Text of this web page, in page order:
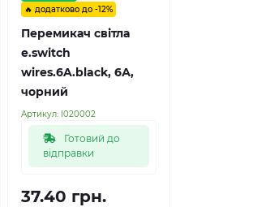
🔥 додатково до -12%
Перемикач світла
e.switch
wires.6A.black, 6А,
чорний
Артикул: l020002
Готовий до
відправки
37.40 грн.